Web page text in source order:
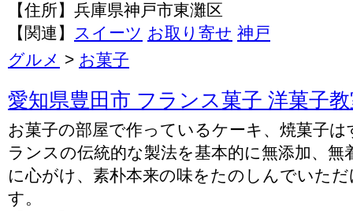
【住所】兵庫県神戸市東灘区
【関連】
スイーツ お取り寄せ 神戸
グルメ > お菓子
愛知県豊田市 フランス菓子 洋菓子
お菓子の部屋で作っているケーキ、焼菓子
ランスの伝統的な製法を基本的に無添加、無
に心がけ、素朴本来の味をたのしんでいた
す。